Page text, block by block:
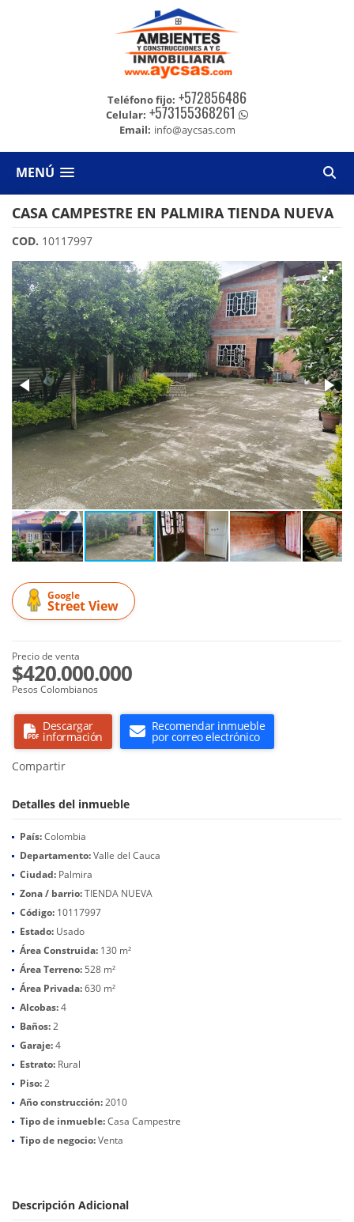
Teléfono fijo: +572856486
Celular: +573155368261
Email: info@aycsas.com
MENÚ
CASA CAMPESTRE EN PALMIRA TIENDA NUEVA
COD. 10117997
Google
Street View
Precio de venta
$420.000.000
Pesos Colombianos
Descargar
información
Recomendar inmueble
por correo electrónico
Compartir
Detalles del inmueble
País:Colombia
Departamento:Valle del Cauca
Ciudad: Palmira
Zona / barrio:TIENDA NUEVA
Código: 10117997
Estado: Usado
Área Construida: 130 m²
Área Terreno: 528 m²
Área Privada:630 m²
Alcobas:4
Baños:2
Garaje:4
Estrato: Rural
Piso:2
Año construcción:2010
Tipo de inmueble:Casa Campestre
Tipo de negocio:Venta
Descripción Adicional